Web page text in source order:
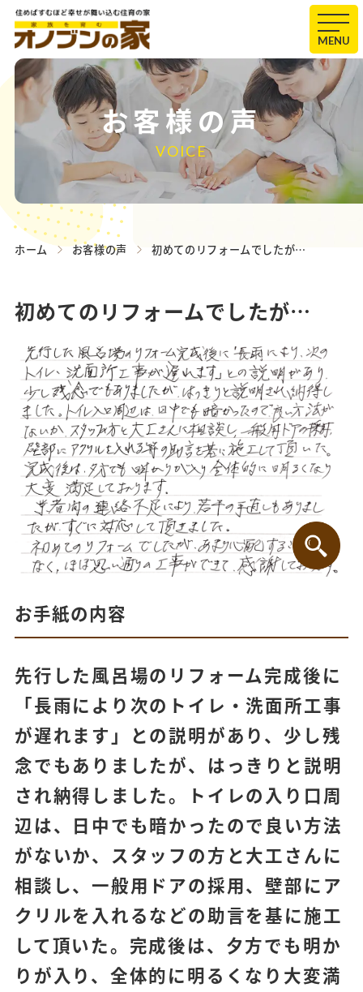
MENU
お客様の声
VOICE
ホーム お客様の声 初めてのリフォームでしたが…
初めてのリフォームでしたが…
お手紙の内容
先行した風呂場のリフォーム完成後に
「長雨により次のトイレ・洗面所工事
が遅れます」との説明があり、少し残
念でもありましたが、はっきりと説明
され納得しました。トイレの入り口周
辺は、日中でも暗かったので良い方法
がないか、スタッフの方と大工さんに
相談し、一般用ドアの採用、壁部にア
クリルを入れるなどの助言を基に施工
して頂いた。完成後は、夕方でも明か
りが入り、全体的に明るくなり大変満